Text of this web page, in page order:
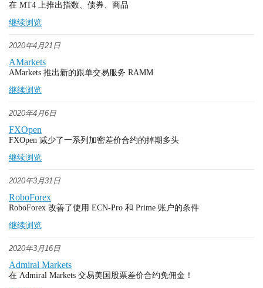
在 MT4 上推出指数、债券、商品
继续浏览
2020年4月21日
AMarkets
AMarkets 推出新的跟单交易服务 RAMM
继续浏览
2020年4月6日
FXOpen
FXOpen 减少了一系列加密差价合约的掉期多头
继续浏览
2020年3月31日
RoboForex
RoboForex 改善了使用 ECN-Pro 和 Prime 账户的条件
继续浏览
2020年3月16日
Admiral Markets
在 Admiral Markets 交易美国股票差价合约免佣金！